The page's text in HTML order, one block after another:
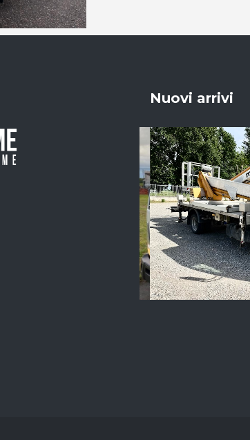
Nuovi arrivi